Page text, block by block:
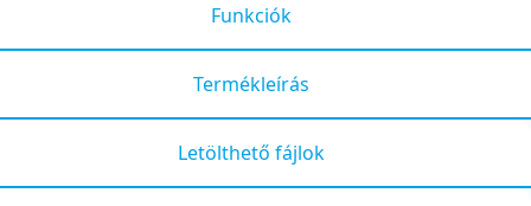
Funkciók
Termékleírás
Letölthető fájlok